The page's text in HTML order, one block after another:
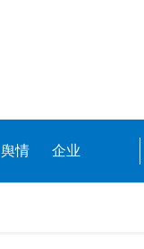
舆情 企业